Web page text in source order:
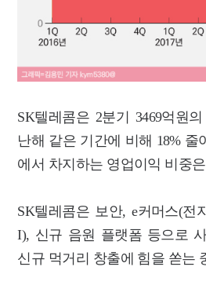
SK텔레콤은 2분기 3469억원
난해 같은 기간에 비해 18% 줄
에서 차지하는 영업이익 비중
SK텔레콤은 보안, e커머스(전
I), 신규 음원 플랫폼 등으로
신규 먹거리 창출에 힘을 쏟는